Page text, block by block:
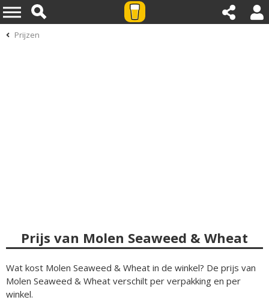
Prijzen
Prijs van Molen Seaweed & Wheat
Wat kost Molen Seaweed & Wheat in de winkel? De prijs van
Molen Seaweed & Wheat verschilt per verpakking en per
winkel.